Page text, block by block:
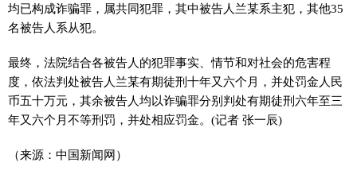
均已构成诈骗罪，属共同犯罪，其中被告人兰某系主犯，其他35
名被告人系从犯。
最终，法院结合各被告人的犯罪事实、情节和对社会的危害程
度，依法判处被告人兰某有期徒刑十年又六个月，并处罚金人民
币五十万元，其余被告人均以诈骗罪分别判处有期徒刑六年至三
年又六个月不等刑罚，并处相应罚金。(记者 张一辰)
（来源：中国新闻网）